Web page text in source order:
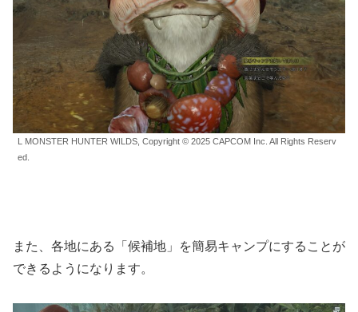
L MONSTER HUNTER WILDS, Copyright © 2025 CAPCOM Inc. All Rights Reserv
ed.
また、各地にある「候補地」を簡易キャンプにすることが
できるようになります。